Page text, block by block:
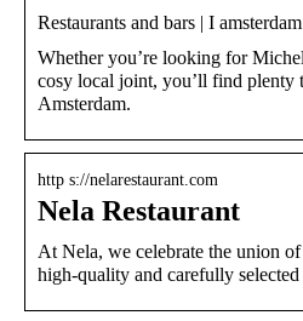
Restaurants and bars | I amsterdam
Whether you’re looking for
cosy local joint, you’ll find plenty
Amsterdam.
http s://nelarestaurant.com
Nela Restaurant
At Nela, we celebrate the union
high-quality and carefully selected